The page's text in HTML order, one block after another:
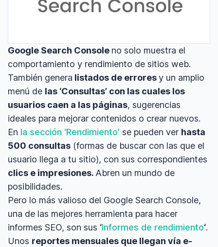
Google Search Console no solo muestra el
comportamiento y rendimiento de sitios web.
También genera listados de erroresy un amplio
menú de las ‘Consultas’ con las cuales los
usuarios caen a las páginas, sugerencias
ideales para mejorar contenidos o crear nuevos.
En la sección ‘Rendimiento’ se pueden ver hasta
500 consultas (formas de buscar con las que el
usuario llega a tu sitio), con sus correspondientes
clics e impresiones. Abren un mundo de
posibilidades.
Pero lo más valioso del Google Search Console,
una de las mejores herramienta para hacer
informes SEO, son sus ‘Informes de rendimiento‘.
Unos reportes mensuales que llegan vía e-